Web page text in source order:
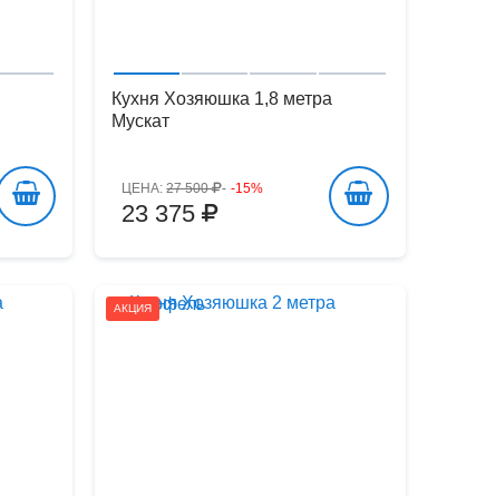
Кухня Хозяюшка 1,8 метра
Мускат
ЦЕНА:27 500 -15%
23 375
АКЦИЯ